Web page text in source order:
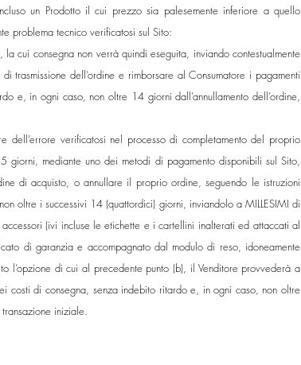
un Prodotto il cui prezzo sia palesemente inferiore a quello
problema tecnico verificatosi sul Sito:
cui consegna non verrà quindi eseguita, inviando contestualmente
trasmissione dell’ordine e rimborsare al Consumatore i pagamenti
e, in ogni caso, non oltre 14 giorni dall’annullamento dell’ordine,
dell’errore verificatosi nel processo di completamento del proprio
mediante uno dei metodi di pagamento disponibili sul Sito,
di acquisto, o annullare il proprio ordine, seguendo le istruzioni
oltre i successivi 14 (quattordici) giorni, inviandolo a MILLESIMI di
(ivi incluse le etichette e i cartellini inalterati ed attaccati al
di garanzia e accompagnato dal modulo di reso, idoneamente
l’opzione di cui al precedente punto (b), il Venditore provvederà a
costi di consegna, senza indebito ritardo e, in ogni caso, non oltre
iniziale.